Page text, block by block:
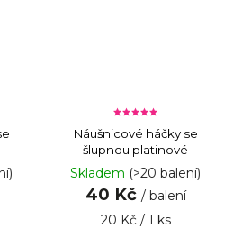
Náušnicové háčky se
šlupnou platinové
Skladem (>20 balení)
40 Kč / balení
20 Kč / 1 ks